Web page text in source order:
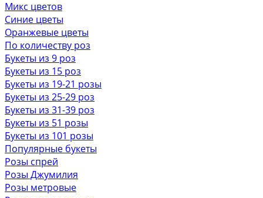
Микс цветов
Синие цветы
Оранжевые цветы
По количеству роз
Букеты из 9 роз
Букеты из 15 роз
Букеты из 19-21 розы
Букеты из 25-29 роз
Букеты из 31-39 роз
Букеты из 51 розы
Букеты из 101 розы
Популярные букеты
Розы спрей
Розы Джумилия
Розы метровые